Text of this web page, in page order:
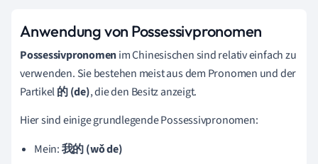
Anwendung von Possessivpronomen
Possessivpronomenim Chinesischen sind relativ einfach zu
verwenden. Sie bestehen meist aus dem Pronomen und der
Partikel的 (de), die den Besitz anzeigt.
Hier sind einige grundlegende Possessivpronomen:
Mein:我的 (wǒ de)